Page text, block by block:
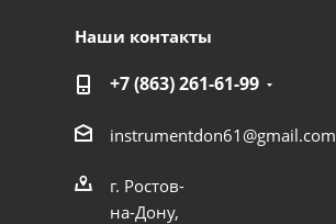
Очки для сварщика Хамелеон старый тип ТХ-012
Наши контакты
+7 (863) 261-61-99
instrumentdon61@gmail.com
г. Ростов-
на-Дону,